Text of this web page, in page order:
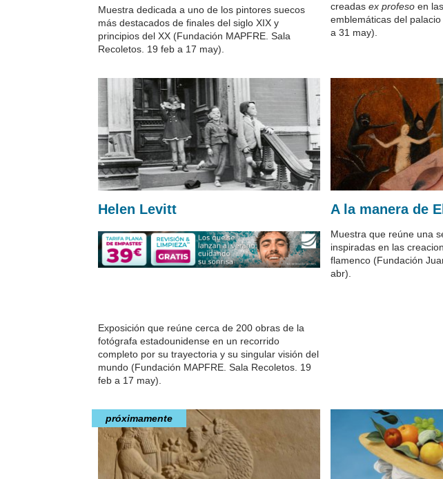
Muestra dedicada a uno de los pintores suecos
más destacados de finales del siglo XIX y
principios del XX (Fundación MAPFRE. Sala
Recoletos. 19 feb a 17 may).
creadasex profeso en
emblemáticas del
a 31 may).
Helen Levitt
Exposición que reúne cerca de 200 obras de la
fotógrafa estadounidense en un recorrido
completo por su trayectoria y su singular visión del
mundo (Fundación MAPFRE. Sala Recoletos. 19
feb a 17 may).
A la manera de
Muestra que reúne una
inspiradas en las
flamenco (Fundación
abr).
próximamente